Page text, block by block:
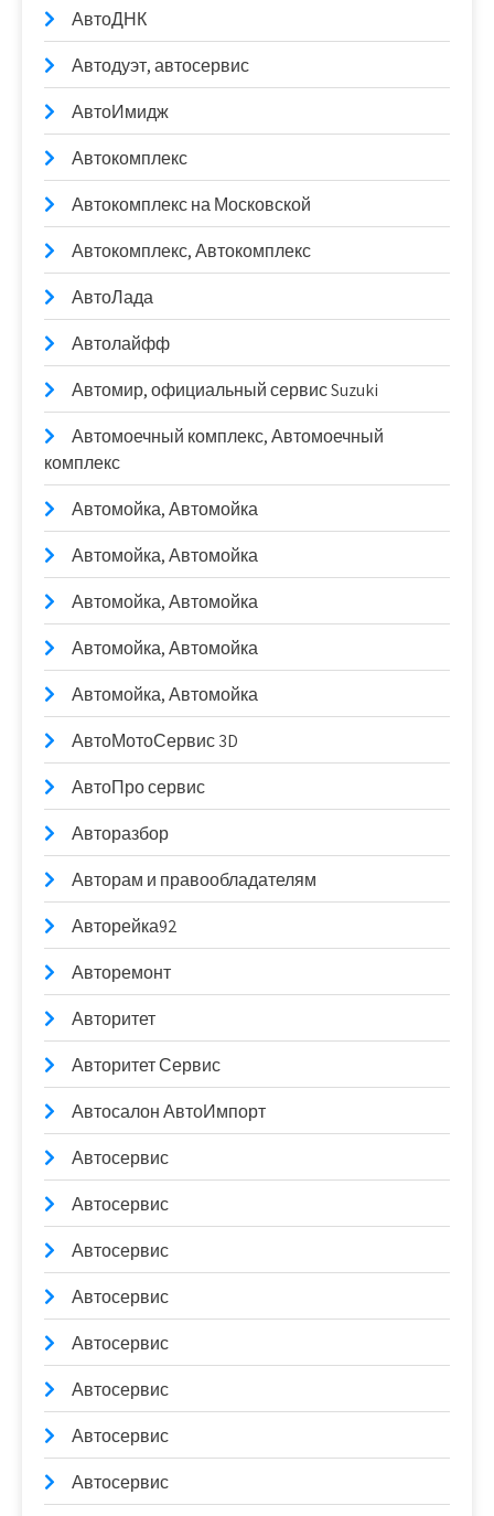
АвтоДНК
Автодуэт, автосервис
АвтоИмидж
Автокомплекс
Автокомплекс на Московской
Автокомплекс, Автокомплекс
АвтоЛада
Автолайфф
Автомир, официальный сервис Suzuki
Автомоечный комплекс, Автомоечный
комплекс
Автомойка, Автомойка
Автомойка, Автомойка
Автомойка, Автомойка
Автомойка, Автомойка
Автомойка, Автомойка
АвтоМотоСервис 3D
АвтоПро сервис
Авторазбор
Авторам и правообладателям
Авторейка92
Авторемонт
Авторитет
Авторитет Сервис
Автосалон АвтоИмпорт
Автосервис
Автосервис
Автосервис
Автосервис
Автосервис
Автосервис
Автосервис
Автосервис